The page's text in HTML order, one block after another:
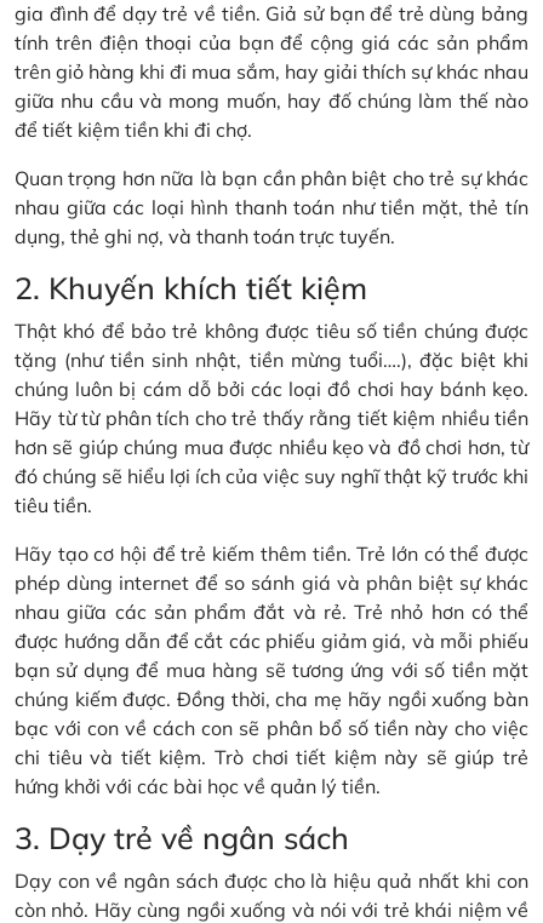
gia đình để dạy trẻ về tiền. Giả sử bạn để trẻ dùng bảng
tính trên điện thoại của bạn để cộng giá các sản phẩm
trên giỏ hàng khi đi mua sắm, hay giải thích sự khác nhau
giữa nhu cầu và mong muốn, hay đố chúng làm thế nào
để tiết kiệm tiền khi đi chợ.
Quan trọng hơn nữa là bạn cần phân biệt cho trẻ sự khác
nhau giữa các loại hình thanh toán như tiền mặt, thẻ tín
dụng, thẻ ghi nợ, và thanh toán trực tuyến.
2. Khuyến khích tiết kiệm
Thật khó để bảo trẻ không được tiêu số tiền chúng được
tặng (như tiền sinh nhật, tiền mừng tuổi….), đặc biệt khi
chúng luôn bị cám dỗ bởi các loại đồ chơi hay bánh kẹo.
Hãy từ từ phân tích cho trẻ thấy rằng tiết kiệm nhiều tiền
hơn sẽ giúp chúng mua được nhiều kẹo và đồ chơi hơn, từ
đó chúng sẽ hiểu lợi ích của việc suy nghĩ thật kỹ trước khi
tiêu tiền.
Hãy tạo cơ hội để trẻ kiếm thêm tiền. Trẻ lớn có thể được
phép dùng internet để so sánh giá và phân biệt sự khác
nhau giữa các sản phẩm đắt và rẻ. Trẻ nhỏ hơn có thể
được hướng dẫn để cắt các phiếu giảm giá, và mỗi phiếu
bạn sử dụng để mua hàng sẽ tương ứng với số tiền mặt
chúng kiếm được. Đồng thời, cha mẹ hãy ngồi xuống bàn
bạc với con về cách con sẽ phân bổ số tiền này cho việc
chi tiêu và tiết kiệm. Trò chơi tiết kiệm này sẽ giúp trẻ
hứng khởi với các bài học về quản lý tiền.
3. Dạy trẻ về ngân sách
Dạy con về ngân sách được cho là hiệu quả nhất khi con
còn nhỏ. Hãy cùng ngồi xuống và nói với trẻ khái niệm về